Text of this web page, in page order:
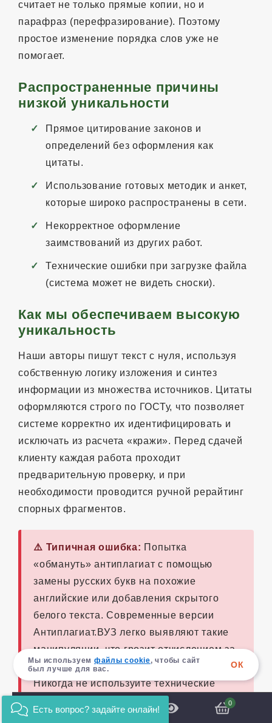
считает не только прямые копии, но и
парафраз (перефразирование). Поэтому
простое изменение порядка слов уже не
помогает.
Распространенные причины
низкой уникальности
Прямое цитирование законов и
определений без оформления как
цитаты.
Использование готовых методик и анкет,
которые широко распространены в сети.
Некорректное оформление
заимствований из других работ.
Технические ошибки при загрузке файла
(система может не видеть сноски).
Как мы обеспечиваем высокую
уникальность
Наши авторы пишут текст с нуля, используя
собственную логику изложения и синтез
информации из множества источников. Цитаты
оформляются строго по ГОСТу, что позволяет
системе корректно их идентифицировать и
исключать из расчета «кражи». Перед сдачей
клиенту каждая работа проходит
предварительную проверку, и при
необходимости проводится ручной рерайтинг
спорных фрагментов.
⚠️ Типичная ошибка: Попытка
«обмануть» антиплагиат с помощью
замены русских букв на похожие
английские или добавления скрытого
белого текста. Современные версии
Антиплагиат.ВУЗ легко выявляют такие
манипуляции, что грозит отчислением за
академическую недобросовестность.
Никогда не используйте технические
0
Мы используем файлы cookie, чтобы сайт
был лучше для вас.
ОК
Есть вопрос? задайте онлайн!